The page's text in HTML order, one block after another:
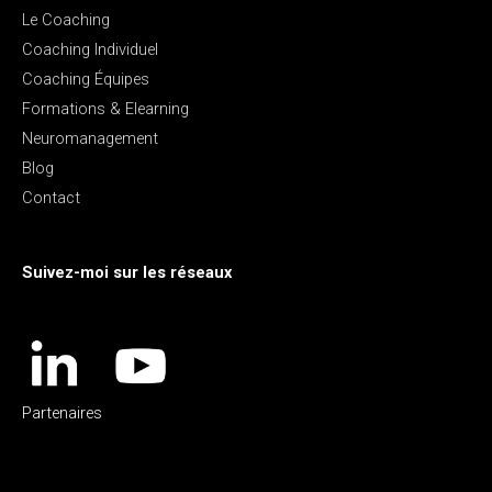
Le Coaching
Coaching Individuel
Coaching Équipes
Formations & Elearning
Neuromanagement
Blog
Contact
Suivez-moi sur les réseaux
Partenaires